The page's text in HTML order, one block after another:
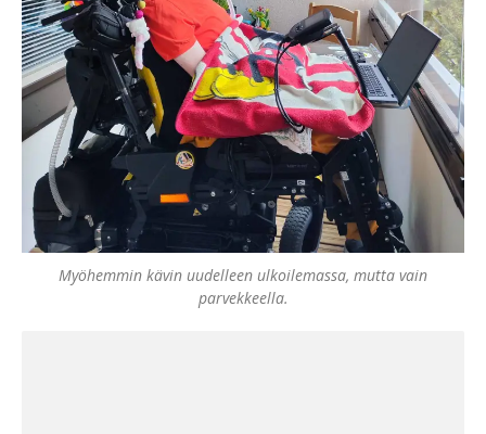
Myöhemmin kävin uudelleen ulkoilemassa, mutta vain
parvekkeella.